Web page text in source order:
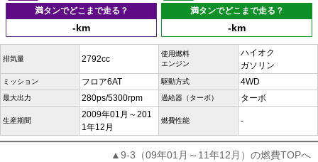
満タンでどこまで走る？
-km
満タンでどこまで走る？
-km
排気量 2792cc
使用燃料
エンジン
ハイオク
ガソリン
ミッション フロア6AT 駆動方式 4WD
最大出力 280ps/5300rpm 過給器（ターボ） ターボ
生産期間
2009年01月～201
1年12月
燃費性能 -
▲9-3（09年01月～11年12月）の燃費TOPへ